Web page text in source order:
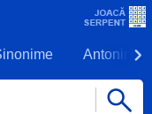
Antonime